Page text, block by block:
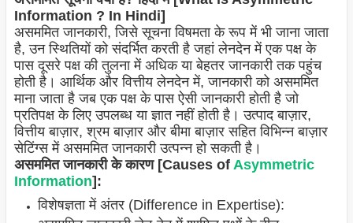
Information ? In Hindi]
असममित जानकारी, जिसे सूचना विषमता के रूप में भी जाना जाता
है, उन स्थितियों को संदर्भित करती है जहां लेनदेन में एक पक्ष के
पास दूसरे पक्ष की तुलना में अधिक या बेहतर जानकारी तक पहुंच
होती है। आर्थिक और वित्तीय लेनदेन में, जानकारी को असममित
माना जाता है जब एक पक्ष के पास ऐसी जानकारी होती है जो
प्रतिपक्ष के लिए उपलब्ध या ज्ञात नहीं होती है। उत्पाद बाज़ार,
वित्तीय बाज़ार, श्रम बाज़ार और बीमा बाज़ार सहित विभिन्न बाज़ार
सेटिंग्स में असममित जानकारी उत्पन्न हो सकती है।
असममित जानकारी के कारण [Causes of Asymmetric
Information]:
विशेषज्ञता में अंतर (Difference in Expertise):